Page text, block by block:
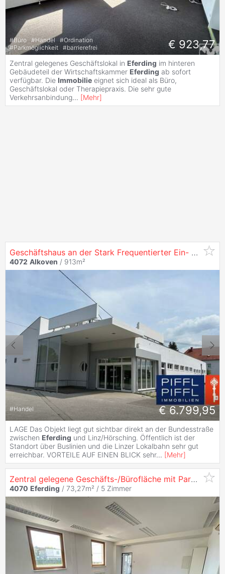
#Büro #Handel #Ordination
#Parkmöglichkeit #barrierefrei € 923,77
Zentral gelegenes Geschäftslokal in Eferding im hinteren
Gebäudeteil der Wirtschaftskammer Eferding ab sofort
verfügbar. Die Immobilie eignet sich ideal als Büro,
Geschäftslokal oder Therapiepraxis. Die sehr gute
Verkehrsanbindung... [Mehr]
Geschäftshaus an der Stark Frequentierter Ein- und Ausfallstraße mit 50 Parkplätzen
4072 Alkoven / 913m²
#Handel € 6.799,95
LAGE Das Objekt liegt gut sichtbar direkt an der Bundesstraße
zwischen Eferding und Linz/Hörsching. Öffentlich ist der
Standort über Buslinien und die Linzer Lokalbahn sehr gut
erreichbar. VORTEILE AUF EINEN BLICK sehr... [Mehr]
Zentral gelegene Geschäfts-/Bürofläche mit Parkmöglichkeiten
4070 Eferding / 73,27m² / 5 Zimmer